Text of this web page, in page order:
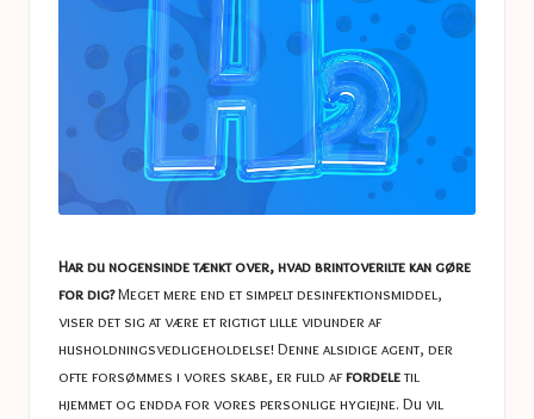
c
s
Har du nogensinde tænkt over, hvad brintoverilte kan gøre
for dig?Meget mere end et simpelt desinfektionsmiddel,
viser det sig at være et rigtigt lille vidunder af
husholdningsvedligeholdelse! Denne alsidige agent, der
ofte forsømmes i vores skabe, er fuld affordeletil
hjemmet og endda for vores personlige hygiejne. Du vil